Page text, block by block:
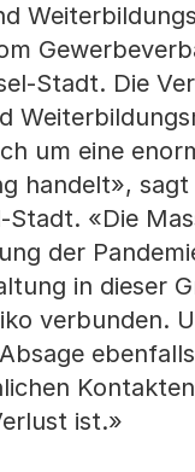
Stadt. Die
um eine
handelt»,
«Die
der
in dieser
verbunden.
ist.»